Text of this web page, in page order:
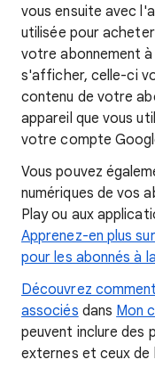
vous ensuite avec
utilisée pour
votre abonnement
s'afficher, celle-ci
contenu de votre
appareil que vous
votre compte
Vous pouvez
numériques de vos
Play ou aux
Apprenez-en plus
pour les abonnés à
Découvrez
associés dans Mon
peuvent inclure des
externes et ceux de